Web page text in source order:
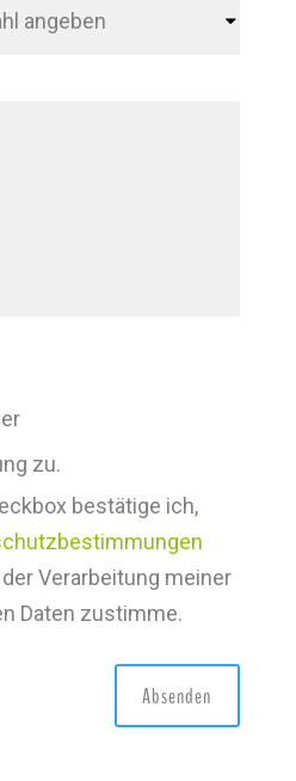
zu.
bestätige ich,
Verarbeitung meiner
Daten zustimme.